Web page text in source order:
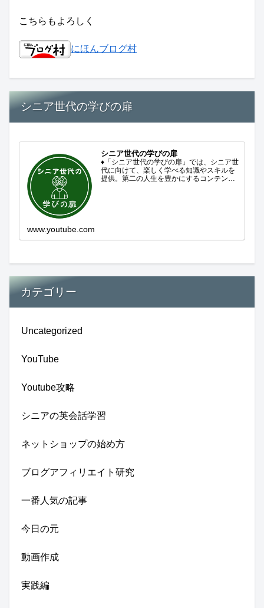
こちらもよろしく
にほんブログ村
シニア世代の学びの扉
シニア世代の学びの扉
♦「シニア世代の学びの扉」では、シニア世
代に向けて、楽しく学べる知識やスキルを
提供。第二の人生を豊かにするコンテンツ
www.youtube.com
カテゴリー
Uncategorized
YouTube
Youtube攻略
シニアの英会話学習
ネットショップの始め方
ブログアフィリエイト研究
一番人気の記事
今日の元
動画作成
実践編